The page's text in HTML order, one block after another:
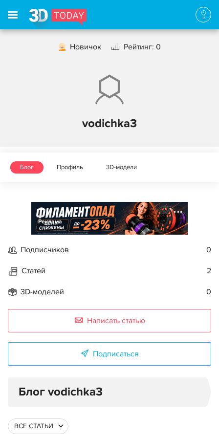
Новичок Рейтинг: 0
vodichka3
Блог Профиль 3D-модели
Реклама
Подписчиков 0
Статей 2
3D-моделей 0
Написать статью
Подписаться
Блог vodichka3
ВСЕ СТАТЬИ